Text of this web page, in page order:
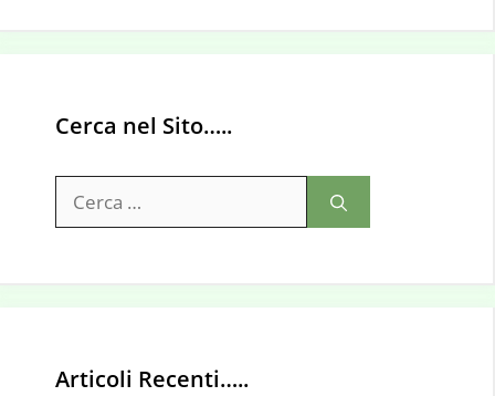
Cerca nel Sito…..
per:
Articoli Recenti…..